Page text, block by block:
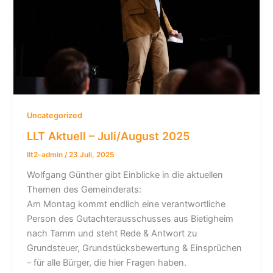
Uncategorized
LLT Aktuell – Juli/August 2025
llt2-admin/23 Juli, 2025
Wolfgang Günther gibt Einblicke in die aktuellen
Themen des Gemeinderats:
Am Montag kommt endlich eine verantwortliche
Person des Gutachterausschusses aus Bietigheim
nach Tamm und steht Rede & Antwort zu
Grundsteuer, Grundstücksbewertung & Einsprüchen
– für alle Bürger, die hier Fragen haben.